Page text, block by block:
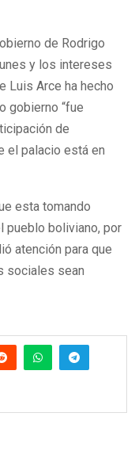
de Rodrigo
y los intereses
Luis Arce ha hecho
gobierno “fue
de
el palacio está en
esta tomando
pueblo boliviano, por
atención para que
sociales sean